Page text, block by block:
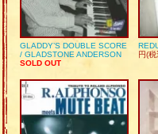
GLADDY’S DOUBLE SCORE
/ GLADSTONE ANDERSON
SOLD OUT
円(